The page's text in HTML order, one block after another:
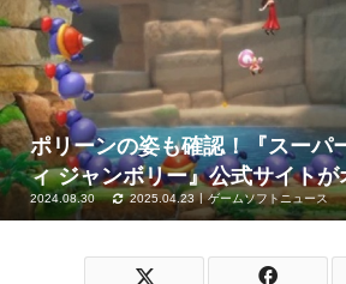
ポリーンの姿も確認！『スーパ
ィ ジャンボリー』公式サイトが
2024.08.30 2025.04.23 ゲームソフトニュース